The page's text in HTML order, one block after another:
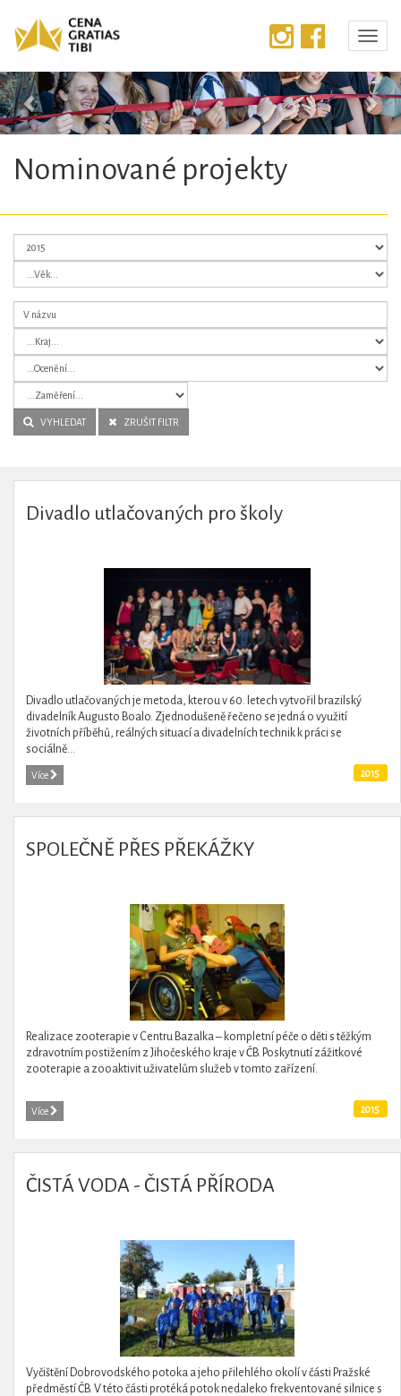
Předchozí
Nominované projekty
VYHLEDAT ZRUŠIT FILTR
Divadlo utlačovaných pro školy
Divadlo utlačovaných je metoda, kterou v 60. letech vytvořil brazilský
divadelník Augusto Boalo. Zjednodušeně řečeno se jedná o využití
životních příběhů, reálných situací a divadelních technik k práci se
sociálně...
Více 2015
SPOLEČNĚ PŘES PŘEKÁŽKY
Realizace zooterapie v Centru Bazalka – kompletní péče o děti s těžkým
zdravotním postižením z Jihočeského kraje v ČB. Poskytnutí zážitkové
zooterapie a zooaktivit uživatelům služeb v tomto zařízení.
Více 2015
ČISTÁ VODA - ČISTÁ PŘÍRODA
Vyčištění Dobrovodského potoka a jeho přilehlého okolí v části Pražské
předměstí ČB. V této části protéká potok nedaleko frekventované silnice s